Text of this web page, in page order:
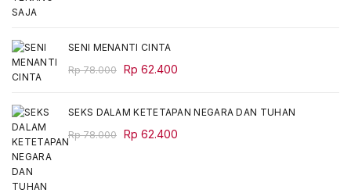
SENI MENANTI CINTA
Rp78.000 Original
Rp 78.000.
Rp 62.400
Rp 62.400.
SEKS DALAM KETETAPAN NEGARA DAN TUHAN
Rp78.000 Original
Rp 62.400